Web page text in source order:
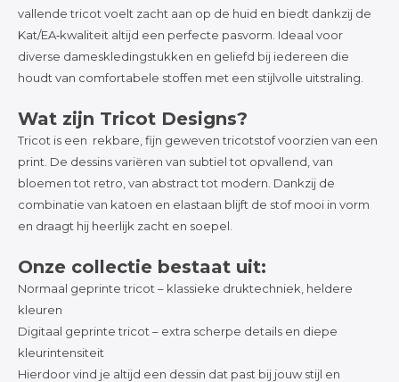
Katoen
Tijdpakker stof
vallende tricot voelt zacht aan op de huid en biedt dankzij de
Kat/EA‑kwaliteit altijd een perfecte pasvorm. Ideaal voor
diverse dameskledingstukken en geliefd bij iedereen die
houdt van comfortabele stoffen met een stijlvolle uitstraling.
Wat zijn Tricot Designs?
Tricot is een rekbare, fijn geweven tricotstof voorzien van een
print. De dessins variëren van subtiel tot opvallend, van
bloemen tot retro, van abstract tot modern. Dankzij de
combinatie van katoen en elastaan blijft de stof mooi in vorm
en draagt hij heerlijk zacht en soepel.
Onze collectie bestaat uit:
Normaal geprinte tricot – klassieke druktechniek, heldere
kleuren
Digitaal geprinte tricot – extra scherpe details en diepe
kleurintensiteit
Hierdoor vind je altijd een dessin dat past bij jouw stijl en